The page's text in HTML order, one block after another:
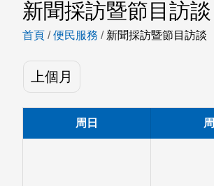
新聞採訪暨節目訪談
首頁 /便民服務 / 新聞採訪暨節目訪談
上個月
周日